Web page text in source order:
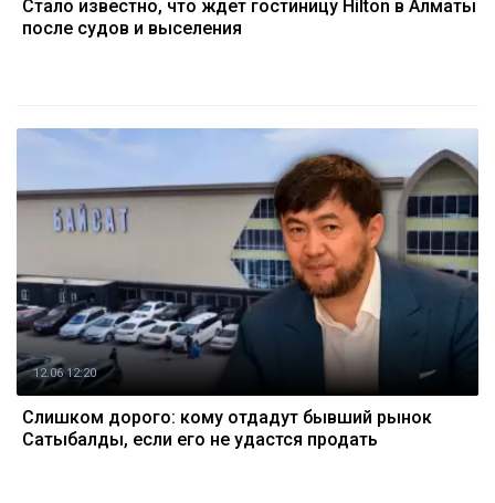
Стало известно, что ждет гостиницу Hilton в Алматы
после судов и выселения
12.06 12:20
Слишком дорого: кому отдадут бывший рынок
Сатыбалды, если его не удастся продать